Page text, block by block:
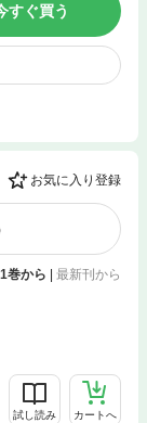
すぐ買う
お気に入り登録
1巻から | 最新刊から
試し読み カートへ